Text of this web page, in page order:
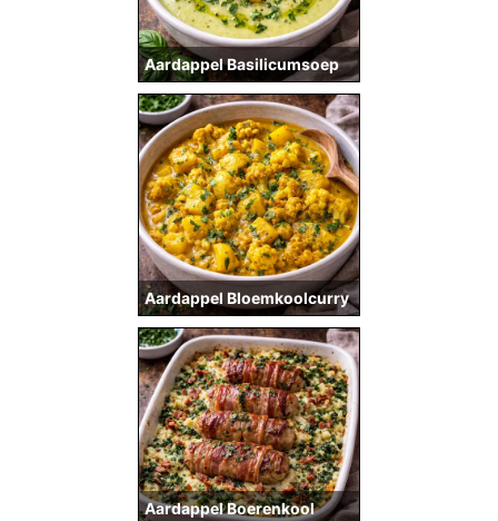
Aardappel Basilicumsoep
Aardappel Bloemkoolcurry
Aardappel Boerenkool